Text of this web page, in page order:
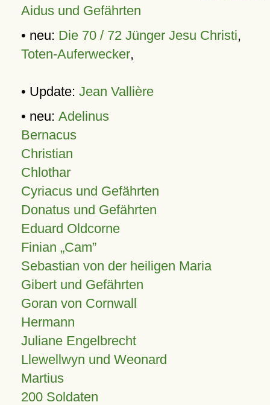
Aidus und Gefährten
• neu: Die 70 / 72 Jünger Jesu Christi,
Toten-Auferwecker,
• Update: Jean Vallière
• neu: Adelinus
Bernacus
Christian
Chlothar
Cyriacus und Gefährten
Donatus und Gefährten
Eduard Oldcorne
Finian Cam
Sebastian von der heiligen Maria
Gibert und Gefährten
Goran von Cornwall
Hermann
Juliane Engelbrecht
Llewellwyn und Weonard
Martius
200 Soldaten